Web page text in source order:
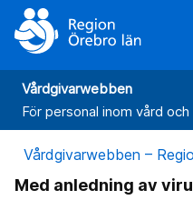
Vårdgivarwebben
För personal inom vård
Vårdgivarwebben –
Med anledning av